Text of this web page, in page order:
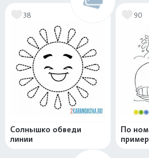
38
Солнышко обведи
линии
90
По